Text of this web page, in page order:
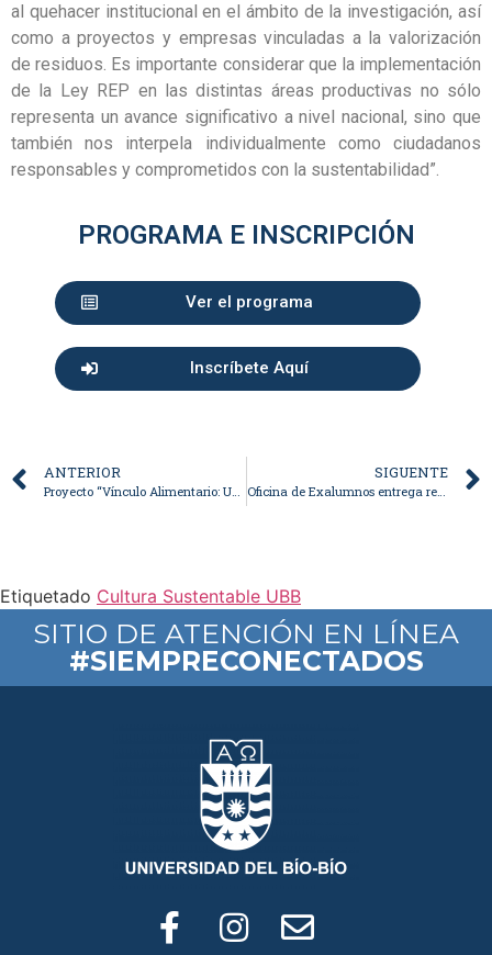
al quehacer institucional en el ámbito de la investigación, así
como a proyectos y empresas vinculadas a la valorización
de residuos. Es importante considerar que la implementación
de la Ley REP en las distintas áreas productivas no sólo
representa un avance significativo a nivel nacional, sino que
también nos interpela individualmente como ciudadanos
responsables y comprometidos con la sustentabilidad”.
PROGRAMA E INSCRIPCIÓN
Ver el programa
Inscríbete Aquí
ANTERIOR SIGUENTE
Oficina de Exalumnos entrega reconocimiento a titulada de Trabajo Social en ceremonia de titulación
Etiquetado Cultura Sustentable UBB
SITIO DE ATENCIÓN EN LÍNEA
#SIEMPRECONECTADOS